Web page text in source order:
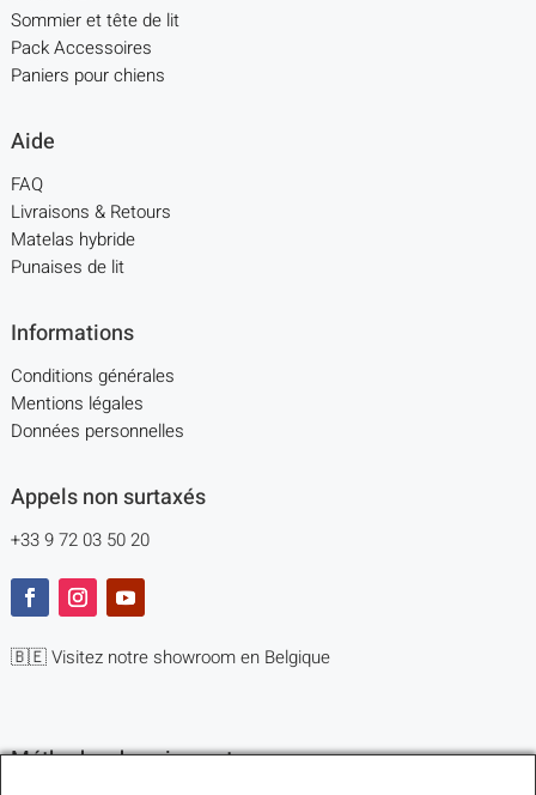
Sommier et tête de lit
Pack Accessoires
Paniers pour chiens
Aide
FAQ
Livraisons & Retours
Matelas hybride
Punaises de lit
Informations
Conditions générales
Mentions légales
Données personnelles
Appels non surtaxés
+33 9 72 03 50 20
🇧🇪 Visitez notre showroom en Belgique
Méthodes de paiement